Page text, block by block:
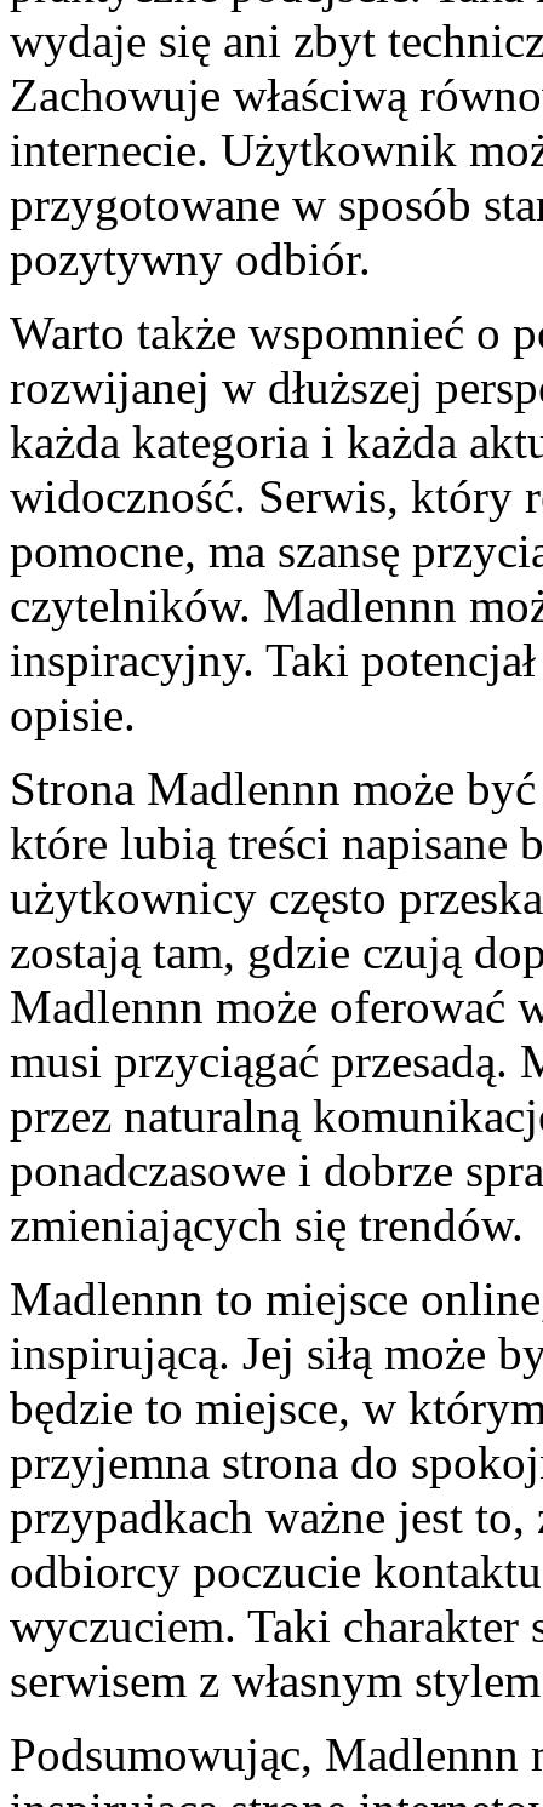
wydaje się ani zbyt
Zachowuje właściwą
internecie. Użytkownik
przygotowane w sposób
pozytywny odbiór.
Warto także wspomnieć o
rozwijanej w dłuższej
każda kategoria i każda
widoczność. Serwis, który
pomocne, ma szansę
czytelników. Madlennn
inspiracyjny. Taki
opisie.
Strona Madlennn może
które lubią treści napisane
użytkownicy często
zostają tam, gdzie czują
Madlennn może oferować
musi przyciągać przesadą.
przez naturalną
ponadczasowe i dobrze
zmieniających się trendów.
Madlennn to miejsce
inspirującą. Jej siłą może
będzie to miejsce, w
przyjemna strona do
przypadkach ważne jest
odbiorcy poczucie
wyczuciem. Taki charakter
serwisem z własnym
Podsumowując, Madlennn